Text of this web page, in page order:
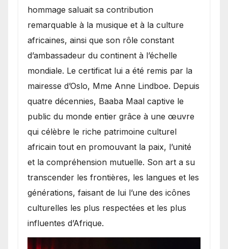
hommage saluait sa contribution
remarquable à la musique et à la culture
africaines, ainsi que son rôle constant
d’ambassadeur du continent à l’échelle
mondiale. Le certificat lui a été remis par la
mairesse d’Oslo, Mme Anne Lindboe. Depuis
quatre décennies, Baaba Maal captive le
public du monde entier grâce à une œuvre
qui célèbre le riche patrimoine culturel
africain tout en promouvant la paix, l’unité
et la compréhension mutuelle. Son art a su
transcender les frontières, les langues et les
générations, faisant de lui l’une des icônes
culturelles les plus respectées et les plus
influentes d’Afrique.